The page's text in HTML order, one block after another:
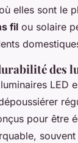
elles sont le
fil ou solaire
des
LED
pour être